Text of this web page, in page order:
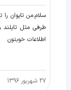
سلام.من تايوان
طرفي مثل
اطلاعات خوبتون
27 شهریور 1396